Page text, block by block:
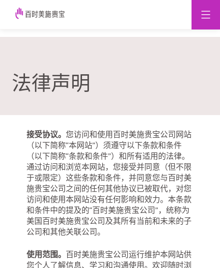
法律声明
接受协议。 您访问和使用百时美施贵宝公司网站
（以下简称“本网站”）须遵守以下条款和条件
（以下简称“条款和条件”）和所有适用的法律。
通过访问和浏览本网站，您接受并同意（但不限
于或限定）这些条款和条件，并同意您与百时美
施贵宝公司之间的任何其他协议已被取代，对您
访问和使用本网站没有任何影响和效力。本条款
和条件中的提及的“百时美施贵宝公司”，统称为
美国百时美施贵宝公司及其所有当前和未来的子
公司和其他关联公司。
使用范围。
百时美施贵宝公司运行维护本网站供
您个人了解信息、学习和沟通使用。欢迎随时浏